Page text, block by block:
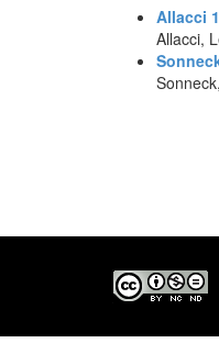
Allacci
Allacci,